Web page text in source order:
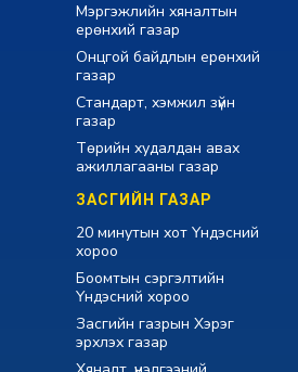
Мэргэжлийн хяналтын
ерөнхий газар
Онцгой байдлын ерөнхий
газар
Стандарт, хэмжил зүйн
газар
Төрийн худалдан авах
ажиллагааны газар
ЗАСГИЙН ГАЗАР
20 минутын хот Үндэсний
хороо
Боомтын сэргэлтийн
Үндэсний хороо
Засгийн газрын Хэрэг
эрхлэх газар